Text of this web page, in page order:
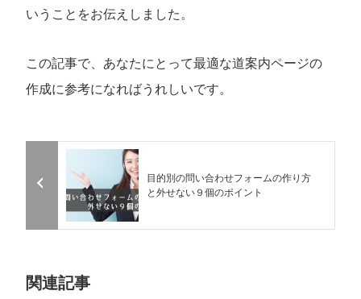
いうことをお伝えしました。
この記事で、あなたにとって最適な道案内ページの
作成に参考になればうれしいです。
目的別の問い合わせフォームの作り方
と外せない９個のポイント
関連記事